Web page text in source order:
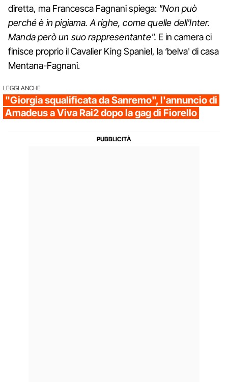
diretta, ma Francesca Fagnani spiega: "Non può
perché è in pigiama. A righe, come quelle dell'Inter.
Manda però un suo rappresentante". E in camera ci
finisce proprio il Cavalier King Spaniel, la ‘belva' di casa
Mentana-Fagnani.
LEGGI ANCHE
"Giorgia squalificata da Sanremo", l'annuncio di
Amadeus a Viva Rai2 dopo la gag di Fiorello